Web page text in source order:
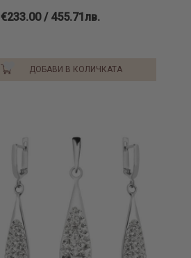
€233.00 / 455.71лв.
ДОБАВИ В КОЛИЧКАТА